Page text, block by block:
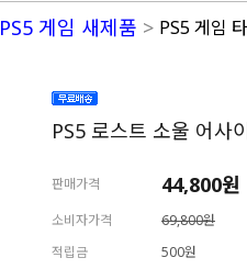
PS5 게임 새제품 > PS5 게임
PS5 로스트 소울 어사
판매가격 44,800원
소비자가격
69,800원
적립금
500원